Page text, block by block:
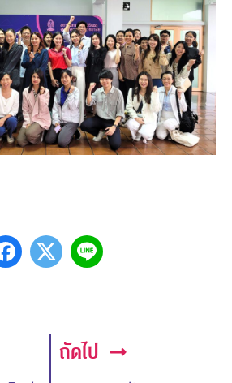
ถัดไป